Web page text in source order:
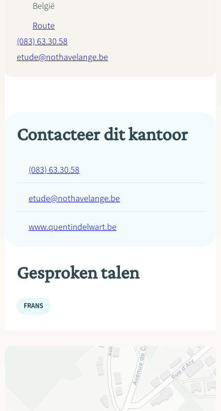
België
Route
(083) 63.30.58
etude@nothavelange.be
Contacteer dit kantoor
(083) 63.30.58
etude@nothavelange.be
www.quentindelwart.be
Gesproken talen
FRANS